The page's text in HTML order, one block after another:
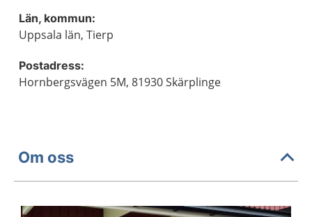
Län, kommun:
Uppsala län, Tierp
Postadress:
Hornbergsvägen 5M, 81930 Skärplinge
Om oss